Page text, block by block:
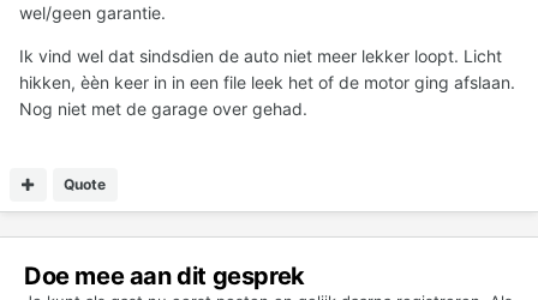
wel/geen garantie.
Ik vind wel dat sindsdien de auto niet meer lekker loopt. Licht
hikken, èèn keer in in een file leek het of de motor ging afslaan.
Nog niet met de garage over gehad.
Quote
Doe mee aan dit gesprek